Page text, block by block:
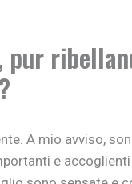
nido e scuola
a scuola
di studio
per la primaria
A mio avviso,
e